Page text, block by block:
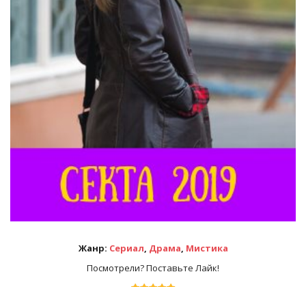
Жанр: Сериал, Драма, Мистика
Посмотрели? Поставьте Лайк!